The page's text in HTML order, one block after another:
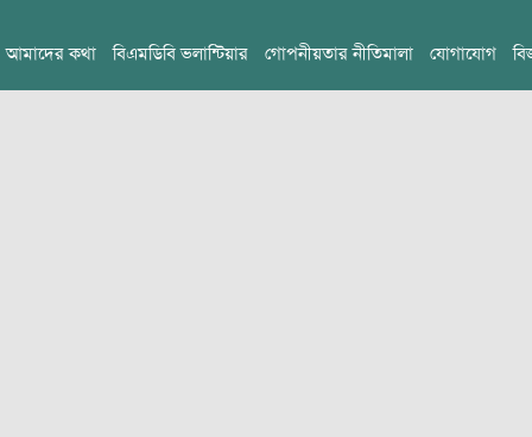
আমাদের কথা বিএমডিবি ভলান্টিয়ার গোপনীয়তার নীতিমালা যোগাযোগ